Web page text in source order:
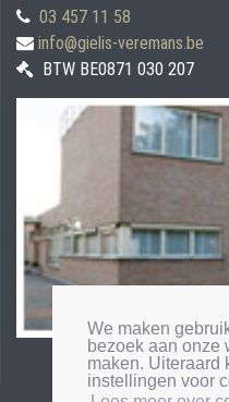
We maken
bezoek aan onze
maken. Uiteraard
instellingen voor
03 457 11 58
info@gielis-veremans.be
BTW BE0871 030 207